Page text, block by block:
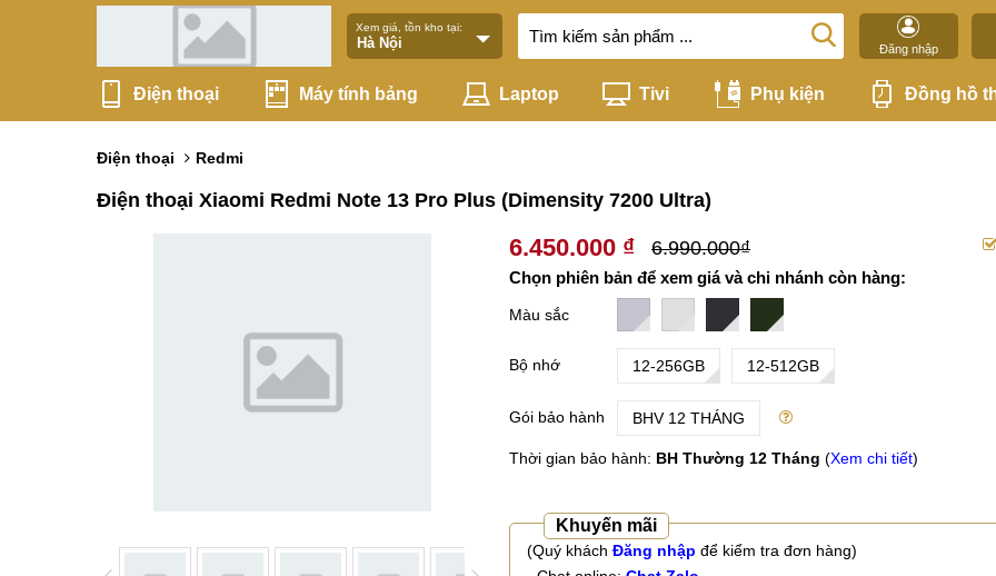
Xem giá, tồn kho tại:
Đăng nhập
Điện thoại Máy tính bảng Laptop Tivi Phụ kiện Đồng hồ
Điện thoại Redmi
Điện thoại Xiaomi Redmi Note 13 Pro Plus (Dimensity 7200 Ultra)
6.450.000 ₫ 6.990.000₫
Chọn phiên bản để xem giá và chi nhánh còn hàng:
Màu sắc
Bộ nhớ 12-256GB 12-512GB
Gói bảo hành BHV 12 THÁNG
Thời gian bảo hành: BH Thường 12 Tháng (Xem chi tiết)
Khuyến mãi
(Quý khách Đăng nhập để kiểm tra đơn hàng)